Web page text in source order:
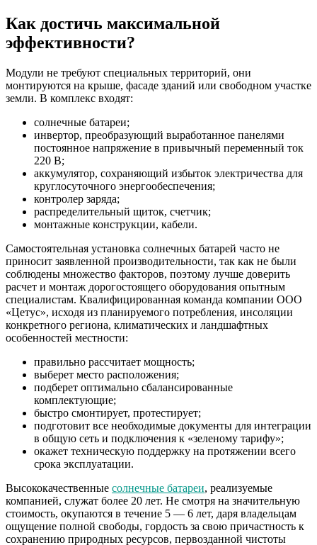
Как достичь максимальной
эффективности?
Модули не требуют специальных территорий, они
монтируются на крыше, фасаде зданий или свободном участке
земли. В комплекс входят:
солнечные батареи;
инвертор, преобразующий выработанное панелями
постоянное напряжение в привычный переменный ток
220 В;
аккумулятор, сохраняющий избыток электричества для
круглосуточного энергообеспечения;
контролер заряда;
распределительный щиток, счетчик;
монтажные конструкции, кабели.
Самостоятельная установка солнечных батарей часто не
приносит заявленной производительности, так как не были
соблюдены множество факторов, поэтому лучше доверить
расчет и монтаж дорогостоящего оборудования опытным
специалистам. Квалифицированная команда компании ООО
«Цетус», исходя из планируемого потребления, инсоляции
конкретного региона, климатических и ландшафтных
особенностей местности:
правильно рассчитает мощность;
выберет место расположения;
подберет оптимально сбалансированные
комплектующие;
быстро смонтирует, протестирует;
подготовит все необходимые документы для интеграции
в общую сеть и подключения к «зеленому тарифу»;
окажет техническую поддержку на протяжении всего
срока эксплуатации.
Высококачественные солнечные батареи, реализуемые
компанией, служат более 20 лет. Не смотря на значительную
стоимость, окупаются в течение 5 — 6 лет, даря владельцам
ощущение полной свободы, гордость за свою причастность к
сохранению природных ресурсов, первозданной чистоты